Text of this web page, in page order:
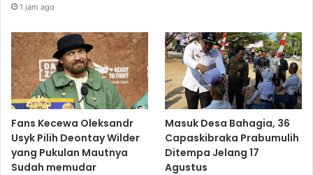
1 jam ago
Fans Kecewa Oleksandr
Usyk Pilih Deontay Wilder
yang Pukulan Mautnya
Sudah memudar
Masuk Desa Bahagia, 36
Capaskibraka Prabumulih
Ditempa Jelang 17
Agustus